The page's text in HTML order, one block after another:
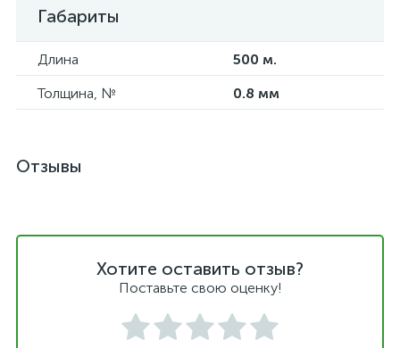
Габариты
Длина
500 м.
Толщина, №
0.8 мм
Отзывы
Хотите оставить отзыв?
Поставьте свою оценку!